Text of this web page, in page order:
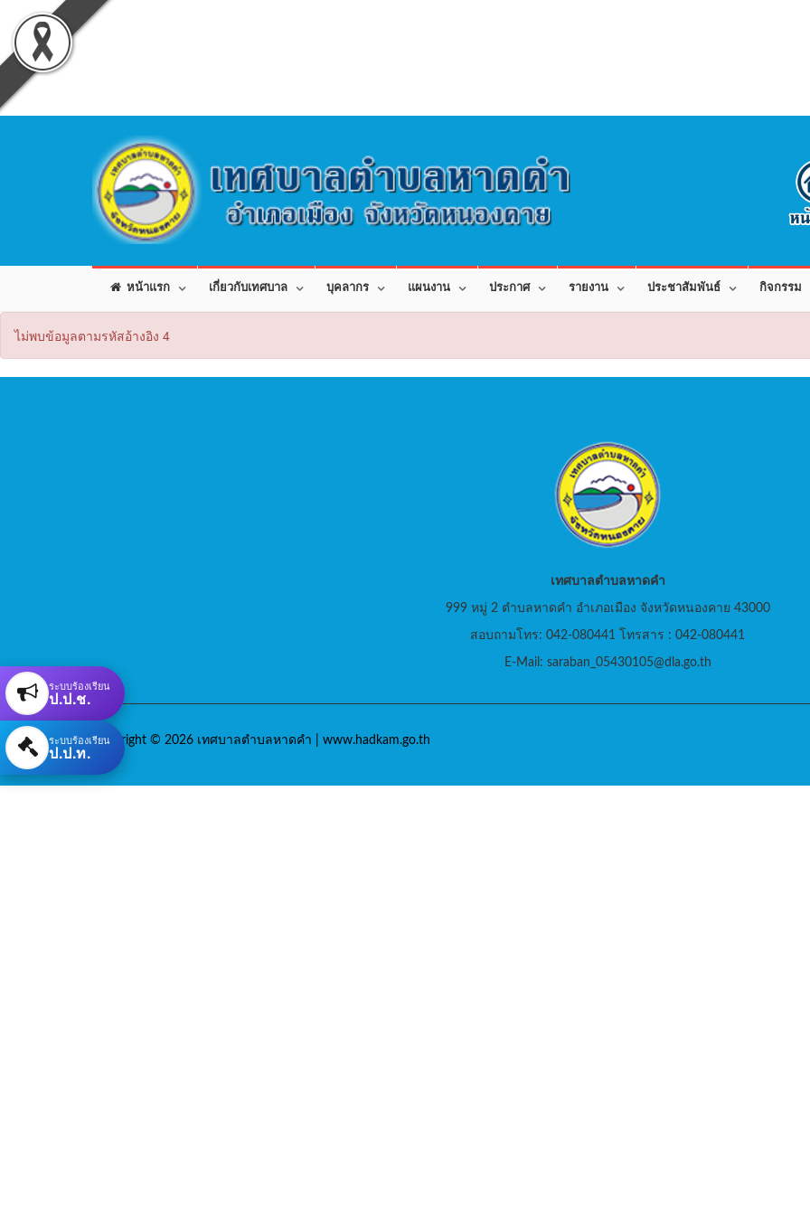
หน้าแรก เกี่ยวกับเทศบาล บุคลากร แผนงาน ประกาศ รายงาน ประชาสัมพันธ์ กิจกรรม
ไม่พบข้อมูลตามรหัสอ้างอิง 4
ระบบร้องเรียน
ป.ป.ช.
ระบบร้องเรียน
ป.ป.ท.
เทศบาลตำบลหาดคำ
999 หมู่ 2 ตำบลหาดคำ อำเภอเมือง จังหวัดหนองคาย 43000
สอบถามโทร: 042-080441 โทรสาร : 042-080441
E-Mail: saraban_05430105@dla.go.th
Copyright © 2026 เทศบาลตำบลหาดคำ | www.hadkam.go.th